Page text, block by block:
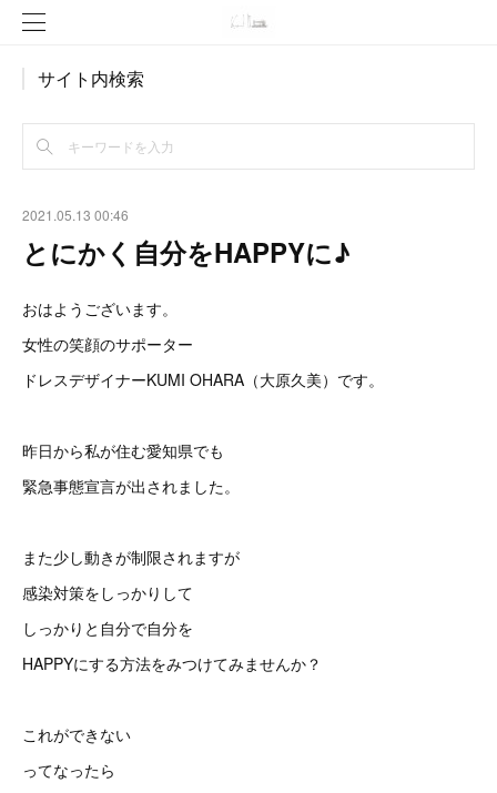
サイト内検索
2021.05.13 00:46
とにかく自分をHAPPYに♪
おはようございます。
女性の笑顔のサポーター
ドレスデザイナーKUMI OHARA（大原久美）です。
昨日から私が住む愛知県でも
緊急事態宣言が出されました。
また少し動きが制限されますが
感染対策をしっかりして
しっかりと自分で自分を
HAPPYにする方法をみつけてみませんか？
これができない
ってなったら